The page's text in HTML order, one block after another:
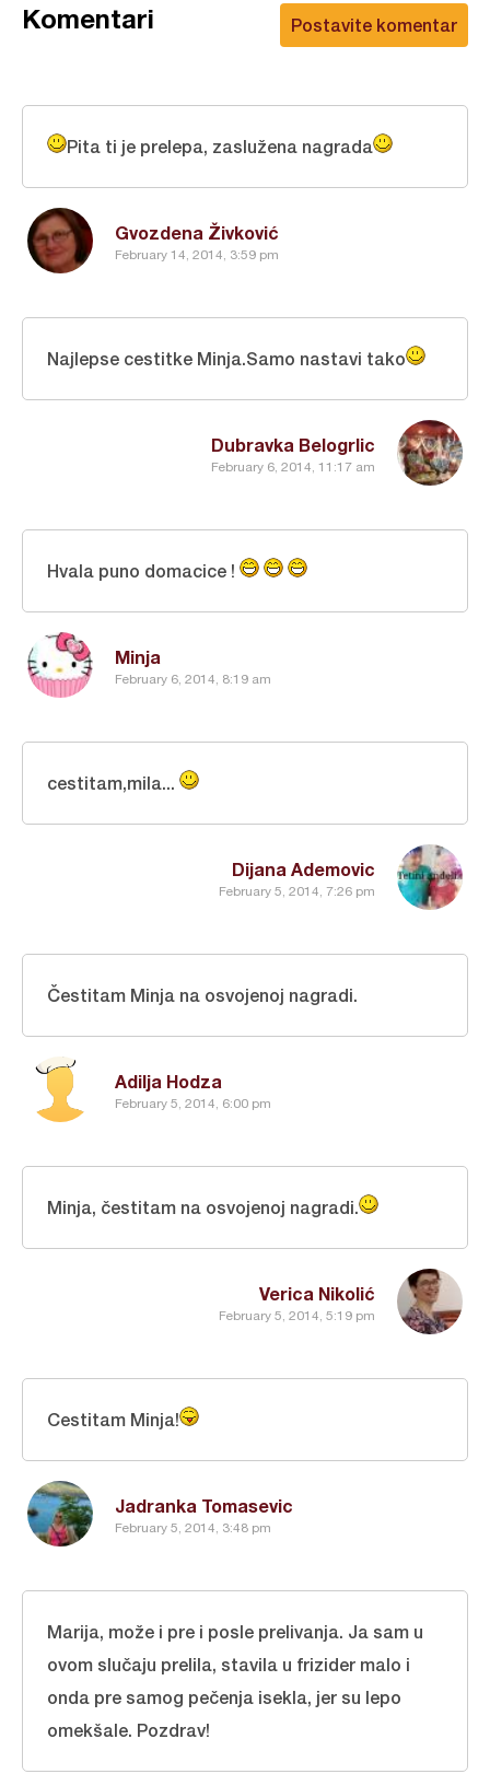
Postavite komentar
Komentari
Gvozdena Živković
February 14, 2014, 3:59 pm
Pita ti je prelepa, zaslužena nagrada
Dubravka Belogrlic
February 6, 2014, 11:17 am
Najlepse cestitke Minja.Samo nastavi tako
Minja
February 6, 2014, 8:19 am
Hvala puno domacice !
Dijana Ademovic
February 5, 2014, 7:26 pm
cestitam,mila...
Adilja Hodza
February 5, 2014, 6:00 pm
Čestitam Minja na osvojenoj nagradi.
Verica Nikolić
February 5, 2014, 5:19 pm
Minja, čestitam na osvojenoj nagradi.
Jadranka Tomasevic
February 5, 2014, 3:48 pm
Cestitam Minja!
Marija, može i pre i posle prelivanja. Ja sam u
ovom slučaju prelila, stavila u frizider malo i
onda pre samog pečenja isekla, jer su lepo
omekšale. Pozdrav!